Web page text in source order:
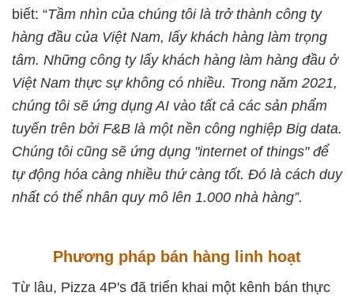
biết: “Tầm nhìn của chúng tôi là trở thành công ty
hàng đầu của Việt Nam, lấy khách hàng làm trọng
tâm. Những công ty lấy khách hàng làm hàng đầu ở
Việt Nam thực sự không có nhiều. Trong năm 2021,
chúng tôi sẽ ứng dụng AI vào tất cả các sản phẩm
tuyến trên bởi F&B là một nền công nghiệp Big data.
Chúng tôi cũng sẽ ứng dụng "internet of things" để
tự động hóa càng nhiều thứ càng tốt. Đó là cách duy
nhất có thể nhân quy mô lên 1.000 nhà hàng”.
Phương pháp bán hàng linh hoạt
Từ lâu, Pizza 4P's đã triển khai một kênh bán thực